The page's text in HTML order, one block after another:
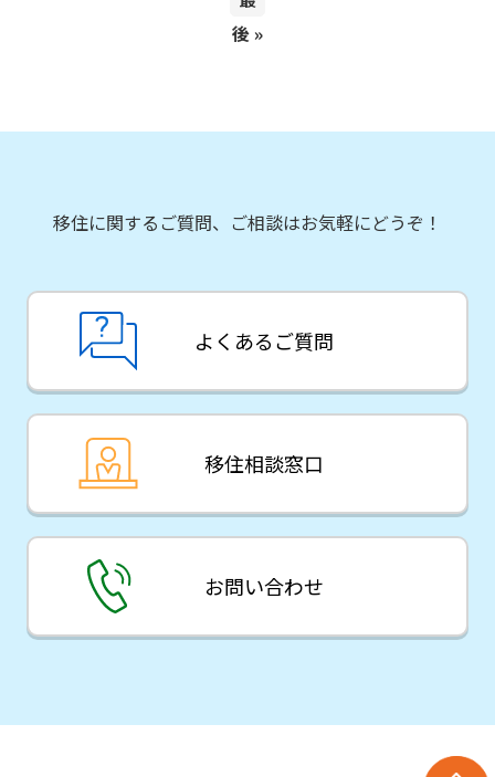
後 »
移住に関するご質問、ご相談はお気軽にどうぞ！
よくあるご質問
移住相談窓口
お問い合わせ